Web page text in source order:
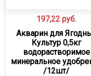
197,22 руб.
Акварин для
Культур 0,5кг
водорастворимое
минеральное
/12шт/